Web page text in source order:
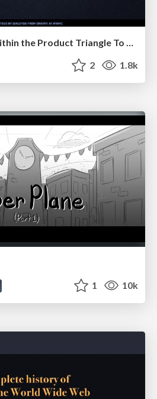
How to Align SEO within the Product Triangle To Get Buy-In & Support - #RIMC
2 1.8k
1 10k